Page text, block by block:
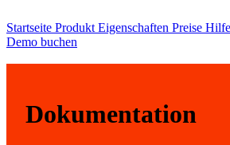
Startseite Produkt Eigenschaften Preise Hilfe
Demo buchen
Dokumentation